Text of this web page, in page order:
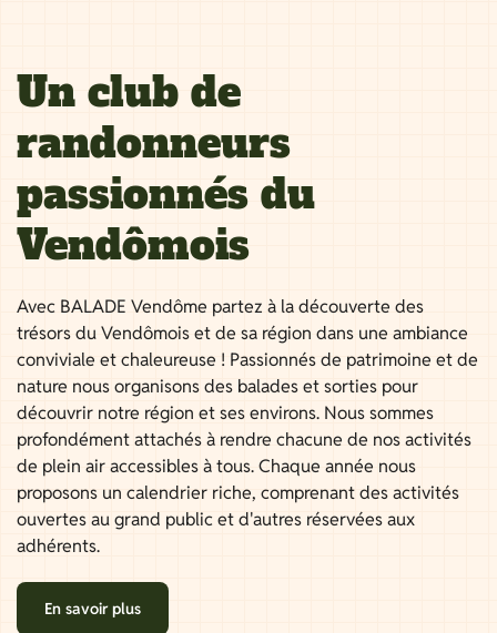
Un club de
randonneurs
passionnés du
Vendômois
Avec BALADE Vendôme partez à la découverte des
trésors du Vendômois et de sa région dans une ambiance
conviviale et chaleureuse ! Passionnés de patrimoine et de
nature nous organisons des balades et sorties pour
découvrir notre région et ses environs. Nous sommes
profondément attachés à rendre chacune de nos activités
de plein air accessibles à tous. Chaque année nous
proposons un calendrier riche, comprenant des activités
ouvertes au grand public et d'autres réservées aux
adhérents.
En savoir plus